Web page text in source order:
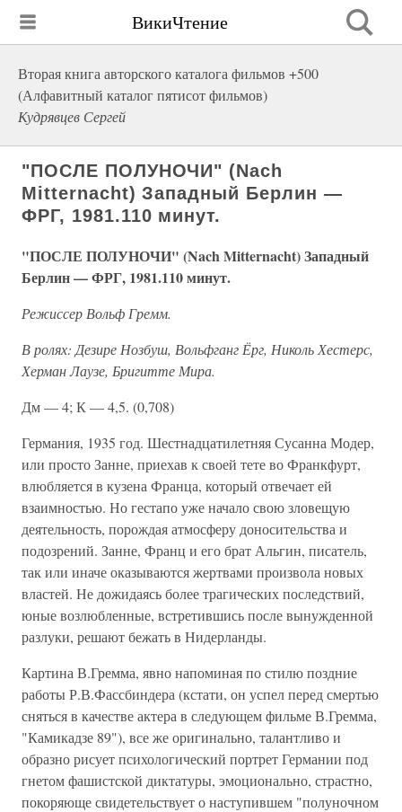
ВикиЧтение
Вторая книга авторского каталога фильмов +500
(Алфавитный каталог пятисот фильмов)
Кудрявцев Сергей
"ПОСЛЕ ПОЛУНОЧИ" (Nach
Mitternacht) Западный Берлин —
ФРГ, 1981.110 минут.
"ПОСЛЕ ПОЛУНОЧИ" (Nach Mitternacht) Западный
Берлин — ФРГ, 1981.110 минут.
Режиссер Вольф Гремм.
В ролях: Дезире Нозбуш, Вольфганг Ёрг, Николь Хестерс,
Херман Лаузе, Бригитте Мира.
Дм — 4; К — 4,5. (0,708)
Германия, 1935 год. Шестнадцатилетняя Сусанна Модер,
или просто Занне, приехав к своей тете во Франкфурт,
влюбляется в кузена Франца, который отвечает ей
взаимностью. Но гестапо уже начало свою зловещую
деятельность, порождая атмосферу доносительства и
подозрений. Занне, Франц и его брат Альгин, писатель,
так или иначе оказываются жертвами произвола новых
властей. Не дожидаясь более трагических последствий,
юные возлюбленные, встретившись после вынужденной
разлуки, решают бежать в Нидерланды.
Картина В.Гремма, явно напоминая по стилю поздние
работы Р.В.Фассбиндера (кстати, он успел перед смертью
сняться в качестве актера в следующем фильме В.Гремма,
"Камикадзе 89"), все же оригинально, талантливо и
образно рисует психологический портрет Германии под
гнетом фашистской диктатуры, эмоционально, страстно,
покоряюще свидетельствует о наступившем "полуночном